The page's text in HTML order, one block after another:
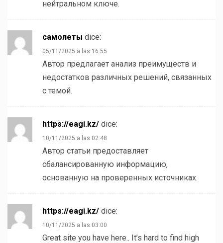
нейтральном ключе.
самолеты dice:
05/11/2025 a las 16:55
Автор предлагает анализ преимуществ и
недостатков различных решений, связанных
с темой.
https://eagi.kz/ dice:
10/11/2025 a las 02:48
Автор статьи предоставляет
сбалансированную информацию,
основанную на проверенных источниках.
https://eagi.kz/ dice:
10/11/2025 a las 03:00
Great site you have here.. It’s hard to find high